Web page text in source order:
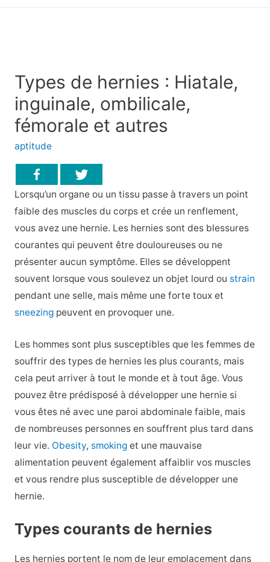
Types de hernies : Hiatale,
inguinale, ombilicale,
fémorale et autres
aptitude
Lorsqu’un organe ou un tissu passe à travers un point
faible des muscles du corps et crée un renflement,
vous avez une hernie. Les hernies sont des blessures
courantes qui peuvent être douloureuses ou ne
présenter aucun symptôme. Elles se développent
souvent lorsque vous soulevez un objet lourd ou strain
pendant une selle, mais même une forte toux et
sneezingpeuvent en provoquer une.
Les hommes sont plus susceptibles que les femmes de
souffrir des types de hernies les plus courants, mais
cela peut arriver à tout le monde et à tout âge. Vous
pouvez être prédisposé à développer une hernie si
vous êtes né avec une paroi abdominale faible, mais
de nombreuses personnes en souffrent plus tard dans
leur vie. Obesity, smokinget une mauvaise
alimentation peuvent également affaiblir vos muscles
et vous rendre plus susceptible de développer une
hernie.
Types courants de hernies
Les hernies portent le nom de leur emplacement dans